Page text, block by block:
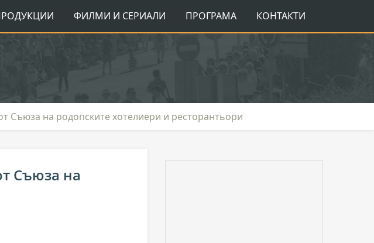
ФИЛМИ И СЕРИАЛИ ПРОГРАМА КОНТАКТИ
Съюза на родопските хотелиери и ресторантьори
Съюза на